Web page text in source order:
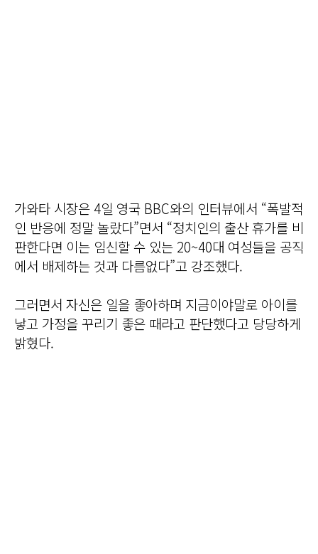
가와타 시장은 4일 영국 BBC와의 인터뷰에서 “폭발적
인 반응에 정말 놀랐다”면서 “정치인의 출산 휴가를 비
판한다면 이는 임신할 수 있는 20~40대 여성들을 공직
에서 배제하는 것과 다름없다”고 강조했다.
그러면서 자신은 일을 좋아하며 지금이야말로 아이를
낳고 가정을 꾸리기 좋은 때라고 판단했다고 당당하게
밝혔다.